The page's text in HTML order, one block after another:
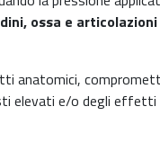
ossa e articolazioni
anatomici,
e/o degli effetti